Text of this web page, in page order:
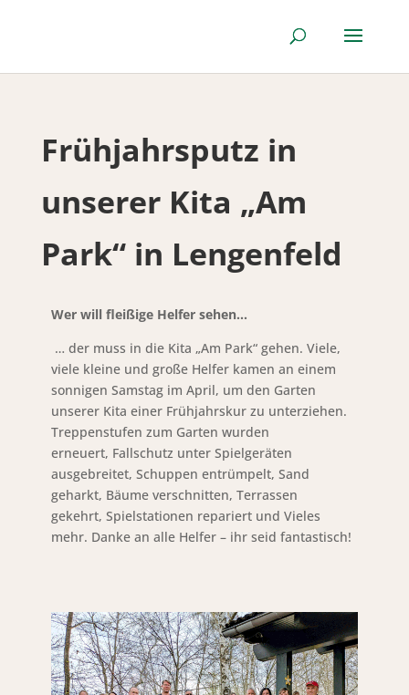
Frühjahrsputz in
unserer Kita „Am
Park“ in Lengenfeld
Wer will fleißige Helfer sehen…
… der muss in die Kita „Am Park“ gehen. Viele,
viele kleine und große Helfer kamen an einem
sonnigen Samstag im April, um den Garten
unserer Kita einer Frühjahrskur zu unterziehen.
Treppenstufen zum Garten wurden
erneuert, Fallschutz unter Spielgeräten
ausgebreitet, Schuppen entrümpelt, Sand
geharkt, Bäume verschnitten, Terrassen
gekehrt, Spielstationen repariert und Vieles
mehr. Danke an alle Helfer – ihr seid fantastisch!